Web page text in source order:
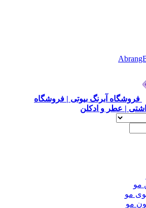
آبرنگ بیوتی | فروشگاه
و ادکلن